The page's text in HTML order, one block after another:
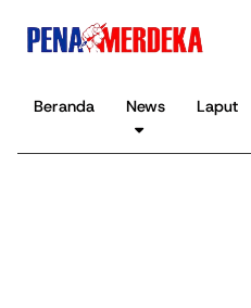
Beranda News Laput